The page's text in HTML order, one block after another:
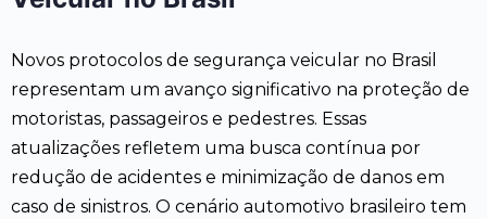
Novos protocolos de segurança veicular no Brasil
representam um avanço significativo na proteção de
motoristas, passageiros e pedestres. Essas
atualizações refletem uma busca contínua por
redução de acidentes e minimização de danos em
caso de sinistros. O cenário automotivo brasileiro tem